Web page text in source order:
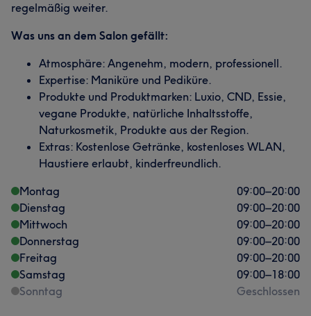
regelmäßig weiter.
Was uns an dem Salon gefällt:
Atmosphäre: Angenehm, modern, professionell.
Expertise: Maniküre und Pediküre.
Produkte und Produktmarken: Luxio, CND, Essie,
vegane Produkte, natürliche Inhaltsstoffe,
Naturkosmetik, Produkte aus der Region.
Extras: Kostenlose Getränke, kostenloses WLAN,
Haustiere erlaubt, kinderfreundlich.
Montag
09:00–20:00
Dienstag
09:00–20:00
Mittwoch
09:00–20:00
Donnerstag
09:00–20:00
Freitag
09:00–20:00
Samstag
09:00–18:00
Sonntag
Geschlossen